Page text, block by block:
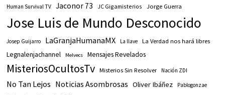
Human Survival TV Jaconor 73 JC Gigamisterios Jorge Guerra
Jose Luis de Mundo Desconocido
Josep Guijarro LaGranjaHumanaMX La llave La Verdad nos hará libres
Legnalenjachannel Melvecs Mensajes Revelados
MisteriosOcultosTv Misterios Sin Resolver Nación ZDI
No Tan Lejos Noticias Asombrosas Oliver Ibáñez Pablogonzae